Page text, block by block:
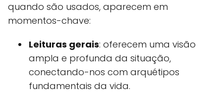
quando são usados, aparecem em
momentos-chave:
Leituras gerais: oferecem uma visão
ampla e profunda da situação,
conectando-nos com arquétipos
fundamentais da vida.